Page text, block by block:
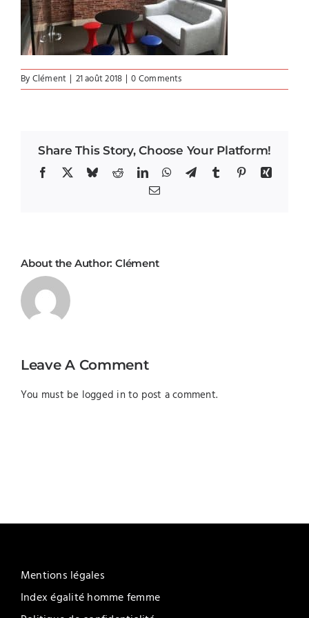
ByClément | 21 août 2018 | 0 Comments
Share This Story, Choose Your Platform!
Facebook BlueskyRedditLinkedInWhatsApp
TelegramTumblrPinterestXing
Email
About the Author: Clément
Leave A Comment
You must be logged in to post a comment.
Mentions légales
Index égalité homme femme